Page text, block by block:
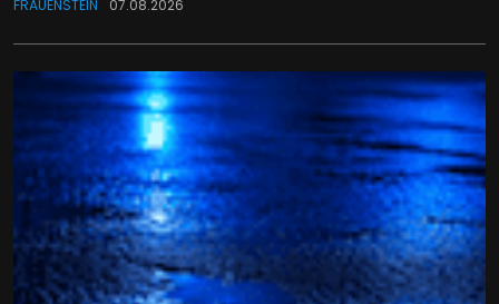
FRAUENSTEIN 07.08.2026